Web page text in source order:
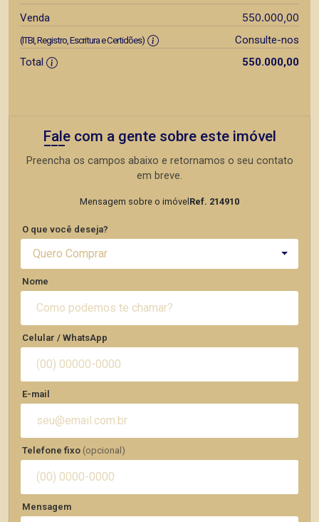
Venda 550.000,00
(ITBI, Registro, Escritura e Certidões)
Consulte-nos
Total
550.000,00
Fale com a gente sobre este imóvel
Preencha os campos abaixo e retornamos o seu contato
em breve.
Mensagem sobre o imóvel Ref. 214910
O que você deseja?
Quero Comprar
Nome
Celular / WhatsApp
E-mail
Telefone fixo (opcional)
Mensagem